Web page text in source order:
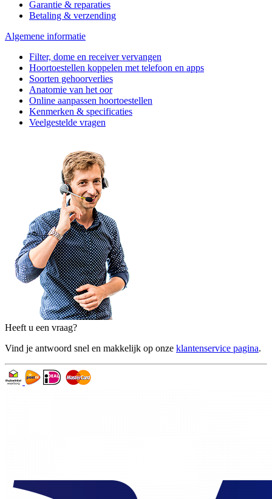
Garantie & reparaties
Betaling & verzending
Algemene informatie
Filter, dome en receiver vervangen
Hoortoestellen koppelen met telefoon en apps
Soorten gehoorverlies
Anatomie van het oor
Online aanpassen hoortoestellen
Kenmerken & specificaties
Veelgestelde vragen
Heeft u een vraag?
Vind je antwoord snel en makkelijk op onze klantenservice pagina.